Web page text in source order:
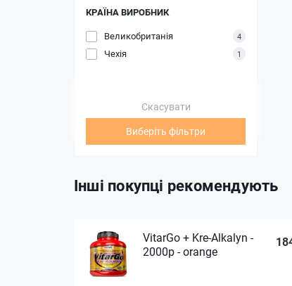
КРАЇНА ВИРОБНИК
Великобританія
4
Чехія 1
Скасувати
Виберіть фільтри
Інші покупці рекомендують
VitarGo + Kre-Alkalyn -
2000р - orange